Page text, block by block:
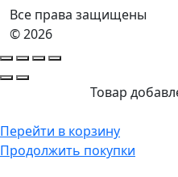
Все права защищены
© 2026
Товар
Перейти в корзину
Продолжить покупки